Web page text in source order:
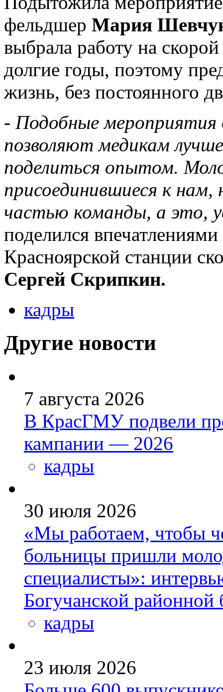
фельдшер Мария
выбрала работу на
долгие годы, поэтому
жизнь, без постоянного
- Подобные
позволяют медикам
поделиться опытом.
присоединившиеся к
частью команды, а это,
поделился
Красноярской станции
Сергей Скрипкин.
кадры
Другие новости
7 августа 2026
В КрасГМУ подвели
кампании — 2026
кадры
30 июля 2026
«Мы работаем, чтобы
больницы пришли
специалисты»:
Богучанской
кадры
23 июля 2026